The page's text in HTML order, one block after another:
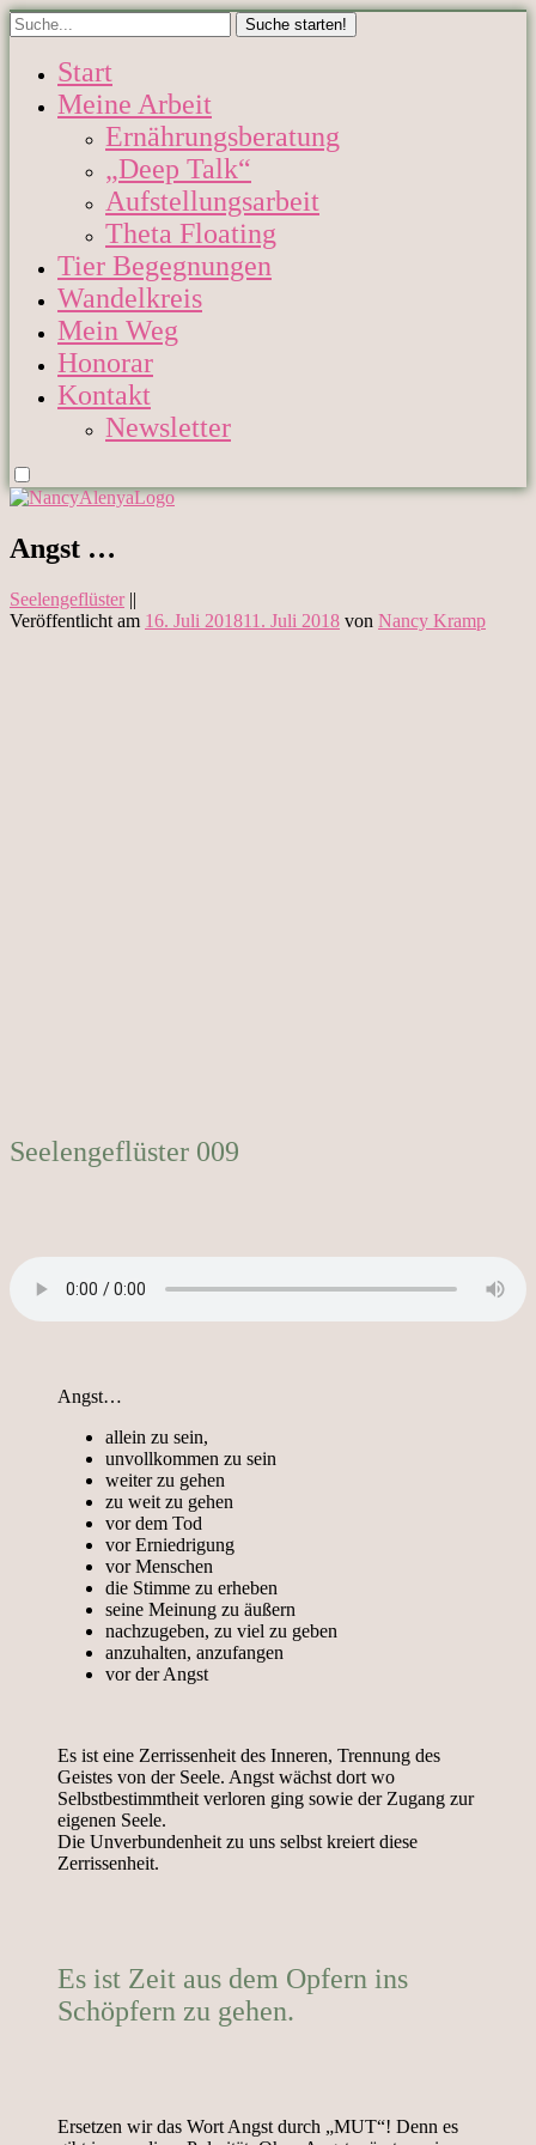
Start
Meine Arbeit
Ernährungsberatung
„Deep Talk“
Aufstellungsarbeit
Theta Floating
Tier Begegnungen
Wandelkreis
Mein Weg
Honorar
Kontakt
Newsletter
Angst …
Seelengeflüster||
Veröffentlicht am 16. Juli 201811. Juli 2018 von Nancy Kramp
Seelengeflüster 009
Angst…
allein zu sein,
unvollkommen zu sein
weiter zu gehen
zu weit zu gehen
vor dem Tod
vor Erniedrigung
vor Menschen
die Stimme zu erheben
seine Meinung zu äußern
nachzugeben, zu viel zu geben
anzuhalten, anzufangen
vor der Angst
Es ist eine Zerrissenheit des Inneren, Trennung des
Geistes von der Seele. Angst wächst dort wo
Selbstbestimmtheit verloren ging sowie der Zugang zur
eigenen Seele.
Die Unverbundenheit zu uns selbst kreiert diese
Zerrissenheit.
Es ist Zeit aus dem Opfern ins
Schöpfern zu gehen.
Ersetzen wir das Wort Angst durch „MUT“! Denn es